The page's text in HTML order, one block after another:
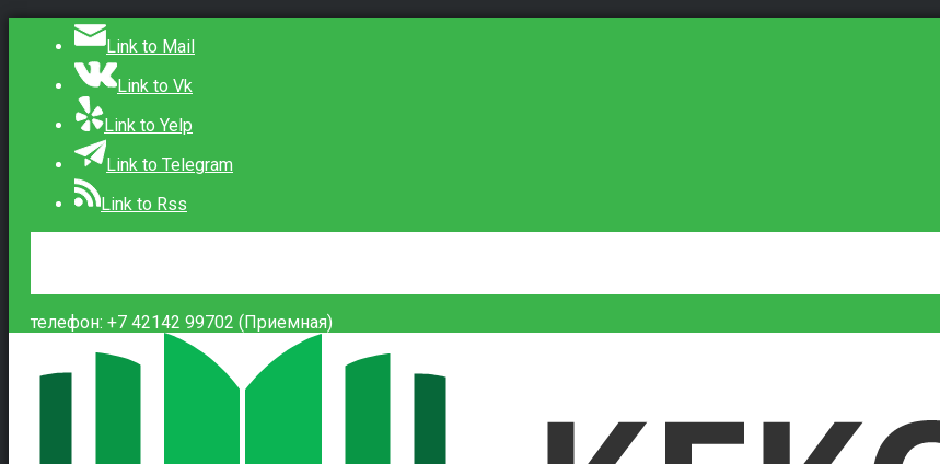
Link to Mail
Link to Vk
Link to Yelp
Link to Telegram
Link to Rss
телефон: +7 42142 99702 (Приемная)